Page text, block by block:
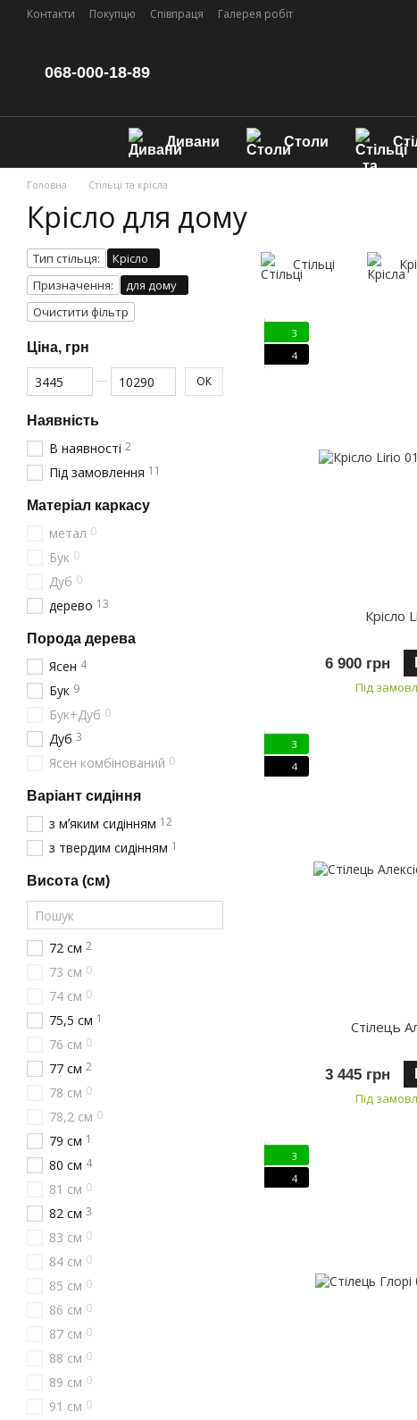
Перейти до основного контенту
Контакти Покупцю Співпраця Галерея робіт
068-000-18-89
Дивани Столи
Головна Стільці та крісла
Крісло для дому
Стільці
3
4
Крісло
6 900 грн
Під
3
4
Стілець
3 445 грн
Під
3
4
Тип стільця:
Крісло
Призначення:
для дому
Очистити фільтр
Ціна, грн
Від Ціна, грн
До Ціна, грн ОК
Наявність
В наявності 2
Під замовлення 11
Матеріал каркасу
метал 0
Бук 0
Дуб 0
дерево 13
Порода дерева
Ясен 4
Бук 9
Бук+Дуб 0
Дуб 3
Ясен комбінований 0
Варіант сидіння
з мʼяким сидінням 12
з твердим сидінням 1
Висота (см)
72 см 2
73 см 0
74 см 0
75,5 см 1
76 см 0
77 см 2
78 см 0
78,2 см 0
79 см 1
80 см 4
81 см 0
82 см 3
83 см 0
84 см 0
85 см 0
86 см 0
87 см 0
88 см 0
89 см 0
91 см 0